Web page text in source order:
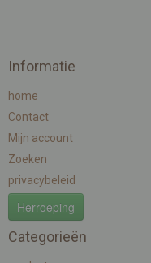
Informatie
home
Contact
Mijn account
Zoeken
privacybeleid
Herroeping
Categorieën